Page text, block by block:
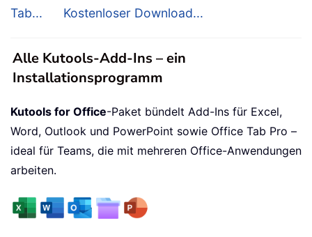
Tab...
Kostenloser Download...
Alle Kutools-Add-Ins – ein
Installationsprogramm
Kutools for Office-Paket bündelt Add-Ins für Excel,
Word, Outlook und PowerPoint sowie Office Tab Pro –
ideal für Teams, die mit mehreren Office-Anwendungen
arbeiten.